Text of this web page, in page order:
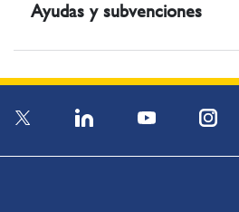
Ayudas y subvenciones